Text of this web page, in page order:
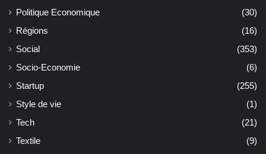
Politique Economique
(30)
Régions
(16)
Social
(353)
Socio-Economie
(6)
Startup
(255)
Style de vie
(1)
Tech
(21)
Textile
(9)